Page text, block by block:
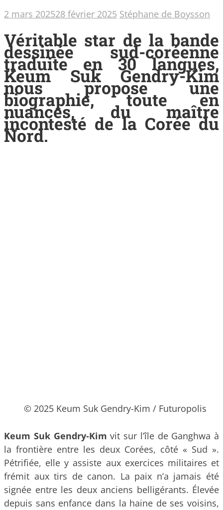
2 mars 202528 février 2025 Stéphane de Boysson
Véritable star de la bande
dessinée sud-coréenne
traduite en 30 langues,
Keum Suk Gendry-Kim
nous propose une
biographie, toute en
nuances, du maître
incontesté de la Corée du
Nord.
© 2025 Keum Suk Gendry-Kim / Futuropolis
Keum Suk Gendry-Kim vit sur l’île de Ganghwa à
la frontière entre les deux Corées, côté « Sud ».
Pétrifiée, elle y assiste aux exercices militaires et
frémit aux tirs de canon. La paix n’a jamais été
signée entre les deux anciens belligérants. Élevée
depuis sans enfance dans la haine de ses voisins,